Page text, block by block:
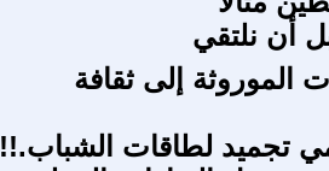
الموروثة إلى ثقافة
تجميد لطاقات الشباب.!!